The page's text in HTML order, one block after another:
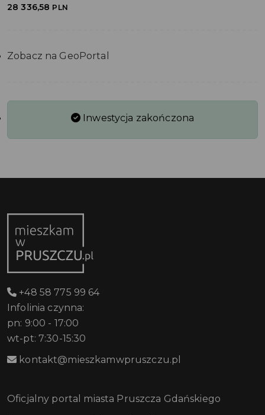
28 336,58 PLN
Zobacz na GeoPortal
Inwestycja zakończona
+48 58 775 99 64
Infolinia czynna:
pn: 9:00 - 17:00
wt-pt: 7:30-15:30
kontakt@mieszkamwpruszczu.pl
Oficjalny portal miasta Pruszcza Gdańskiego